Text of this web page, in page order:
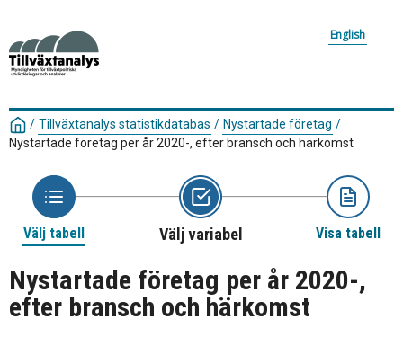
English
/ Tillväxtanalys statistikdatabas / Nystartade företag /
Nystartade företag per år 2020-, efter bransch och härkomst
Välj tabell Välj variabel Visa tabell
Nystartade företag per år 2020-,
efter bransch och härkomst